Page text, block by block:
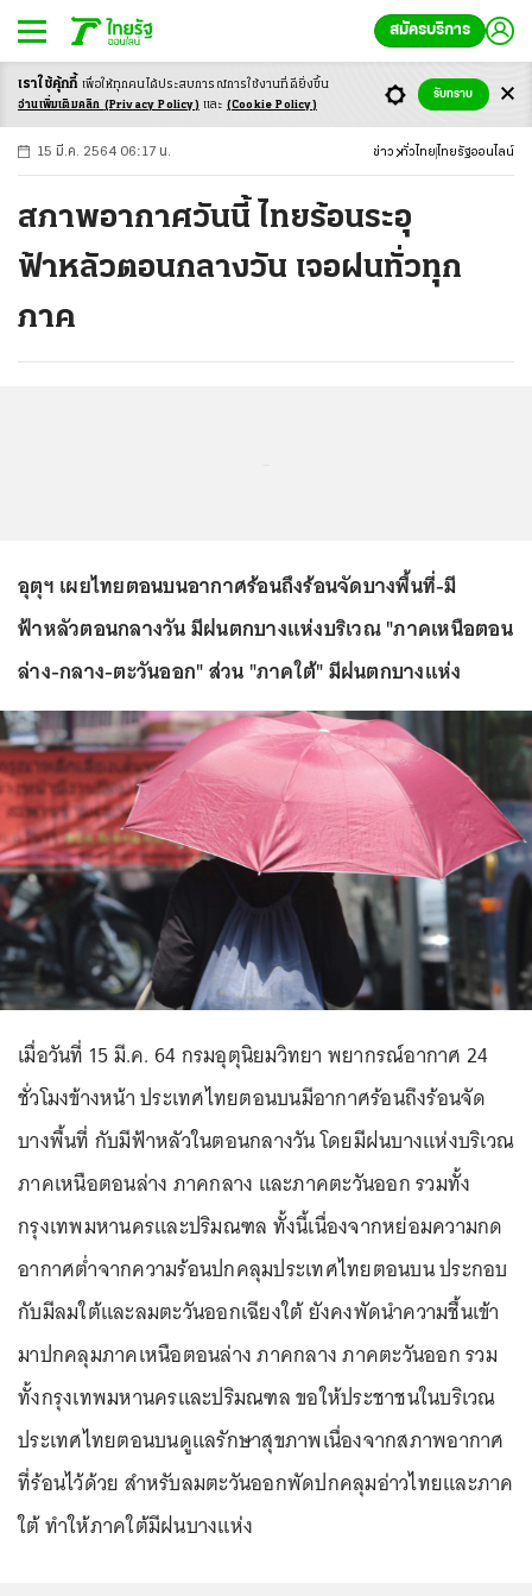
สมัครบริการ
-ก ก ก+
15 มี.ค. 2564 06:17 น. ข่าว ทั่วไทย ไทยรัฐออนไลน์
สภาพอากาศวันนี้ ไทยร้อนระอุ
ฟ้าหลัวตอนกลางวัน เจอฝนทั่วทุก
ภาค
อุตุฯ เผยไทยตอนบนอากาศร้อนถึงร้อนจัดบางพื้นที่-มี
ฟ้าหลัวตอนกลางวัน มีฝนตกบางแห่งบริเวณ "ภาคเหนือตอน
ล่าง-กลาง-ตะวันออก" ส่วน "ภาคใต้" มีฝนตกบางแห่ง
เมื่อวันที่ 15 มี.ค. 64 กรมอุตุนิยมวิทยา พยากรณ์อากาศ 24
ชั่วโมงข้างหน้า ประเทศไทยตอนบนมีอากาศร้อนถึงร้อนจัด
บางพื้นที่ กับมีฟ้าหลัวในตอนกลางวัน โดยมีฝนบางแห่งบริเวณ
ภาคเหนือตอนล่าง ภาคกลาง และภาคตะวันออก รวมทั้ง
กรุงเทพมหานครและปริมณฑล ทั้งนี้เนื่องจากหย่อมความกด
อากาศต่ำจากความร้อนปกคลุมประเทศไทยตอนบน ประกอบ
กับมีลมใต้และลมตะวันออกเฉียงใต้ ยังคงพัดนำความชื้นเข้า
มาปกคลุมภาคเหนือตอนล่าง ภาคกลาง ภาคตะวันออก รวม
ทั้งกรุงเทพมหานครและปริมณฑล ขอให้ประชาชนในบริเวณ
ประเทศไทยตอนบนดูแลรักษาสุขภาพเนื่องจากสภาพอากาศ
ที่ร้อนไว้ด้วย สำหรับลมตะวันออกพัดปกคลุมอ่าวไทยและภาค
ใต้ ทำให้ภาคใต้มีฝนบางแห่ง
เราใช้คุ้กกี้ เพื่อให้ทุกคนได้ประสบการณ์การใช้งานที่ดียิ่งขึ้น
อ่านเพิ่มเติมคลิก (Privacy Policy) และ (Cookie Policy)
รับทราบ